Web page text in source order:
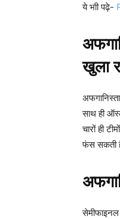
ये भाी पढ़े-
खुला
साथ ही
चारों ही
फंस सकती